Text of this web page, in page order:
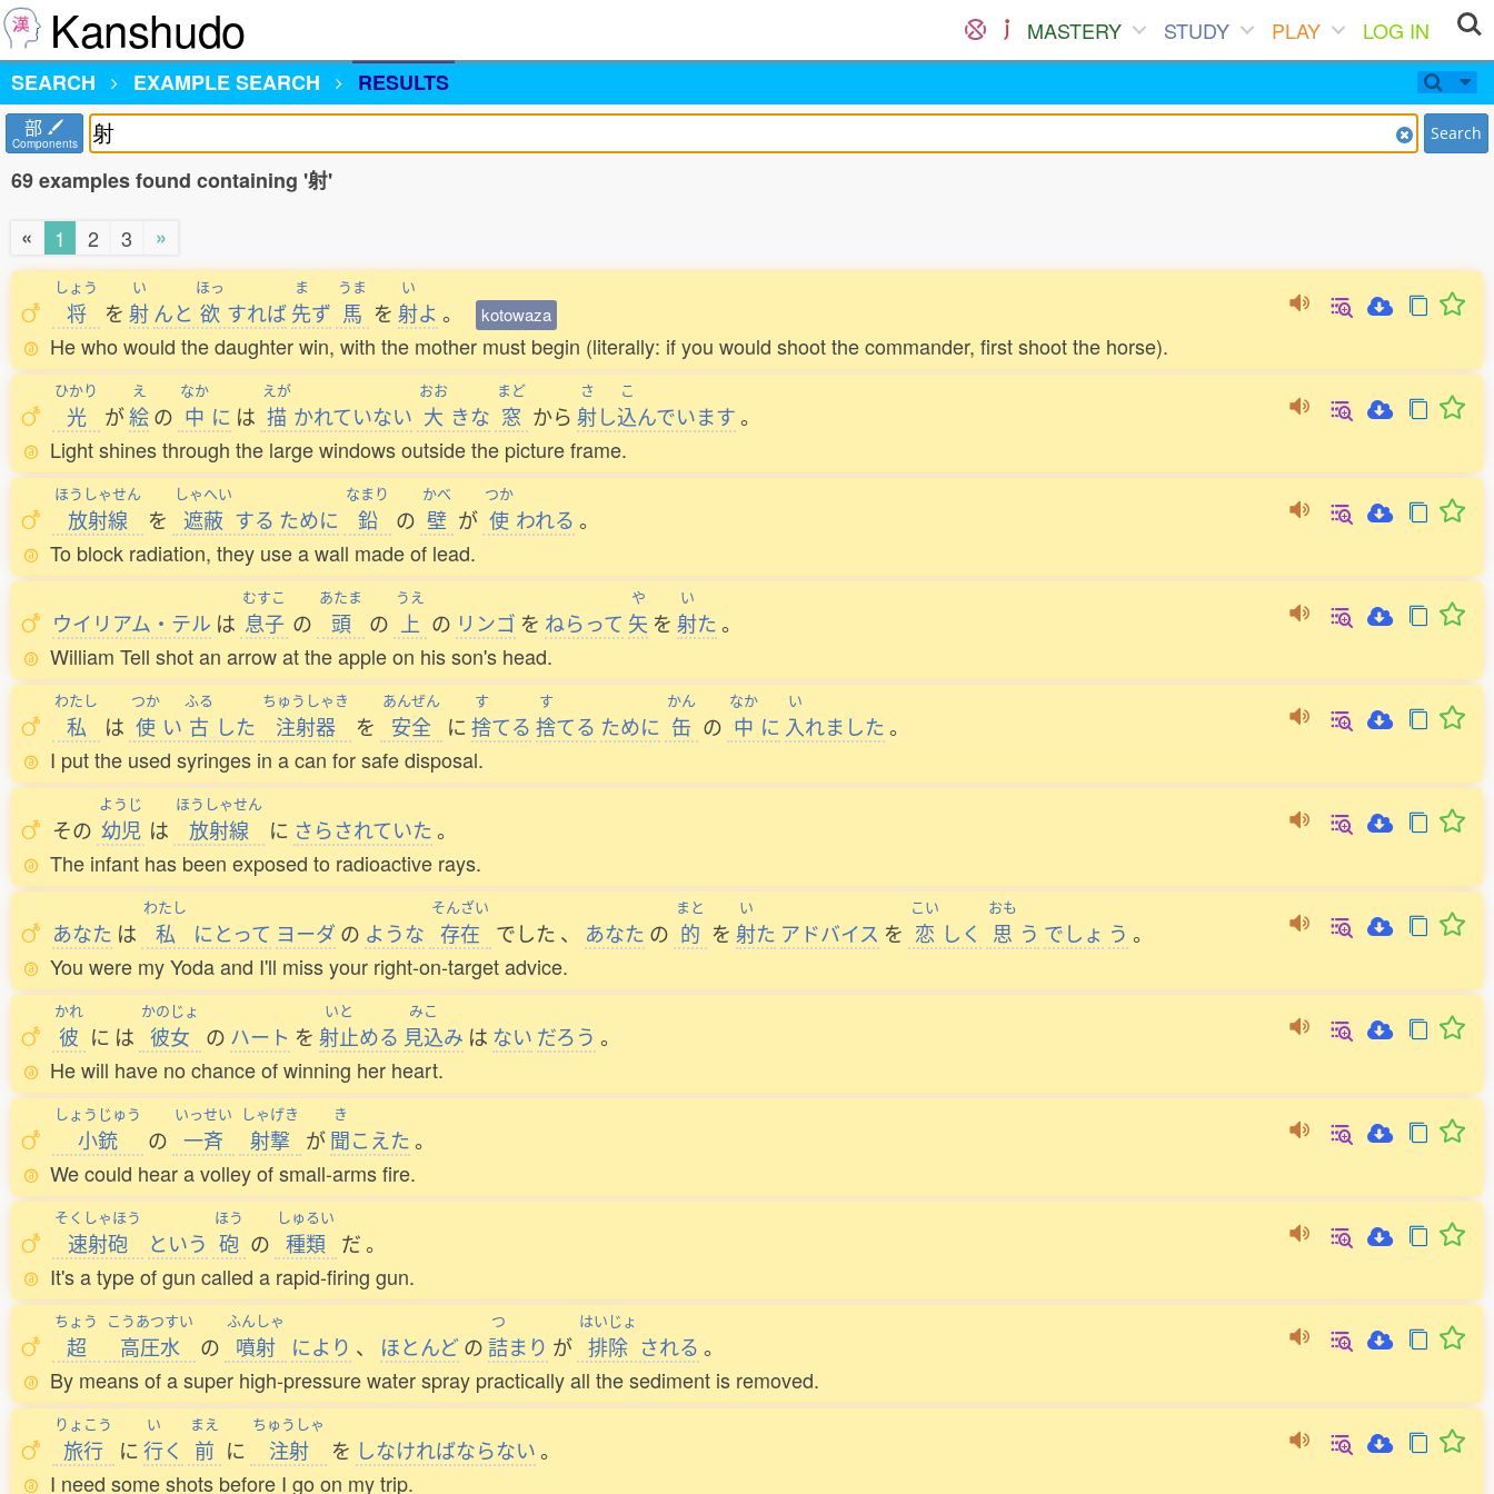
Kanshudo MASTERY STUDY PLAY
LOG IN
SEARCH
EXAMPLE SEARCH RESULTS
部
Components Search
69 examples found containing '射'
«
1 2 3 »
しょう
将 を
い
射んと
ほっ
欲 すれば
ま
先ず
うま
馬 を
い
射よ 。 kotowaza
He who would the daughter win, with the mother must begin (literally: if you would shoot the commander, first shoot the horse).
ひかり
光 が
え
絵の
なか
中 に は
えが
描 かれていない
おお
大 きな
まど
窓 から
さ
射し
こ
込んでいます。
Light shines through the large windows outside the picture frame.
ほうしゃせん
放射線 を
しゃへい
遮蔽 する ために
なまり
鉛 の
かべ
壁 が
つか
使 われる 。
To block radiation, they use a wall made of lead.
ウイリアム・テル は
むすこ
息子 の
あたま
頭 の
うえ
上 の リンゴ を ねらって
や
矢 を
い
射た。
William Tell shot an arrow at the apple on his son's head.
わたし
私 は
つか
使 い
ふる
古 した
ちゅうしゃき
注射器 を
あんぜん
安全 に
す
捨てる
す
捨てる ために
かん
缶 の
なか
中 に
い
入れました。
I put the used syringes in a can for safe disposal.
その
ようじ
幼児 は
ほうしゃせん
放射線 に さらされていた。
The infant has been exposed to radioactive rays.
あなた は
わたし
私 にとって ヨーダ の ような
そんざい
存在 でした 、 あなた の
まと
的 を
い
射た アドバイス を
こい
恋 しく
おも
思 う でしょ う 。
You were my Yoda and I'll miss your right-on-target advice.
かれ
彼 に は
かのじょ
彼女 の ハート を
いと
射止める
みこ
見込み は ない だろう 。
He will have no chance of winning her heart.
しょうじゅう
小銃 の
いっせい
一斉
しゃげき
射撃 が
き
聞こえた。
We could hear a volley of small-arms fire.
そくしゃほう
速射砲 という
ほう
砲 の
しゅるい
種類 だ。
It's a type of gun called a rapid-firing gun.
ちょう
超
こうあつすい
高圧水 の
ふんしゃ
噴射 により 、 ほとんどの
つ
詰まり が
はいじょ
排除 される 。
By means of a super high-pressure water spray practically all the sediment is removed.
りょこう
旅行 に
い
行く
まえ
前 に
ちゅうしゃ
注射 を しなければならない。
I need some shots before I go on my trip.